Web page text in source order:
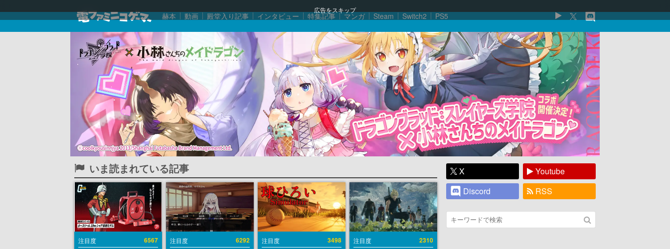
広告をスキップ
赫本 動画 殿堂入り記事 インタビュー 特集記事 マンガ Steam Switch2 PS5
いま読まれている記事
注目度 6567 注目度 6292 注目度 3498 注目度 2310
X
Youtube
Discord
RSS